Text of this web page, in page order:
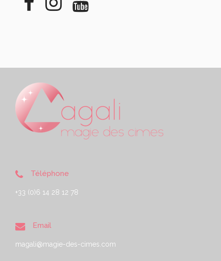
Téléphone
+33 (0)6 14 28 12 78
Email
magali@magie-des-cimes.com